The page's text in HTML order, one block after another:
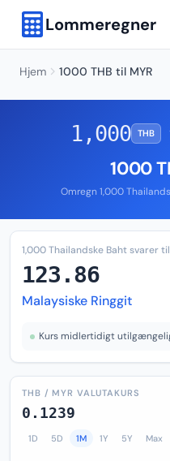
Lommeregner
Hjem 1000 THB til MYR
1,000 THB
1000
Omregn 1,000
1,000 Thailandske Baht svarer til
123.86
Malaysiske Ringgit
Kurs midlertidigt
THB / MYR VALUTAKURS
0.1239
1D 5D 1M 1Y 5Y Max